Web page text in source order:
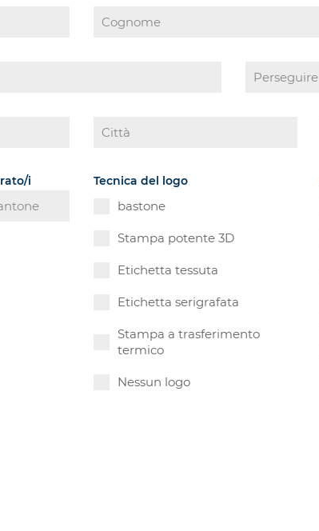
i Tecnica del logo
bastone
Stampa potente 3D
Etichetta tessuta
Etichetta serigrafata
Stampa a trasferimento
termico
Nessun logo